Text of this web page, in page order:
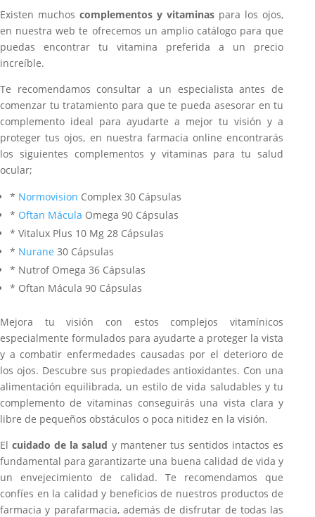
Existen muchoscomplementos y vitaminas para los ojos,
en nuestra web te ofrecemos un amplio catálogo para que
puedas encontrar tu vitamina preferida a un precio
increíble.
Te recomendamos consultar a un especialista antes de
comenzar tu tratamiento para que te pueda asesorar en tu
complemento ideal para ayudarte a mejor tu visión y a
proteger tus ojos, en nuestra farmacia online encontrarás
los siguientes complementos y vitaminas para tu salud
ocular;
* Normovision Complex 30 Cápsulas
* Oftan Mácula Omega 90 Cápsulas
* Vitalux Plus 10 Mg 28 Cápsulas
* Nurane 30 Cápsulas
* Nutrof Omega 36 Cápsulas
* Oftan Mácula 90 Cápsulas
Mejora tu visión con estos complejos vitamínicos
especialmente formulados para ayudarte a proteger la vista
y a combatir enfermedades causadas por el deterioro de
los ojos. Descubre sus propiedades antioxidantes. Con una
alimentación equilibrada, un estilo de vida saludables y tu
complemento de vitaminas conseguirás una vista clara y
libre de pequeños obstáculos o poca nitidez en la visión.
Elcuidado de la salud y mantener tus sentidos intactos es
fundamental para garantizarte una buena calidad de vida y
un envejecimiento de calidad. Te recomendamos que
confíes en la calidad y beneficios de nuestros productos de
farmacia y parafarmacia, además de disfrutar de todas las